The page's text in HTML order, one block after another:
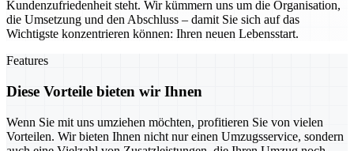
Kundenzufriedenheit steht. Wir kümmern uns um die Organisation,
die Umsetzung und den Abschluss – damit Sie sich auf das
Wichtigste konzentrieren können: Ihren neuen Lebensstart.
Features
Diese Vorteile bieten wir Ihnen
Wenn Sie mit uns umziehen möchten, profitieren Sie von vielen
Vorteilen. Wir bieten Ihnen nicht nur einen Umzugsservice, sondern